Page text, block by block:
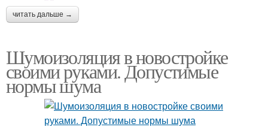
читать дальше →
Шумоизоляция в новостройке
своими руками. Допустимые
нормы шума